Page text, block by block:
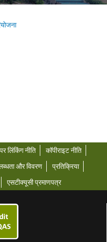
लिंकिंग नीति
कॉपीराइट नीति
और विवरण
प्रतिक्रिया
एसटीक्यूसी प्रमाणपत्र